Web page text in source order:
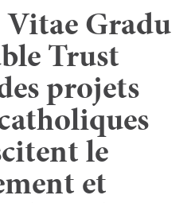
Gradu
Trust
projets
le
et